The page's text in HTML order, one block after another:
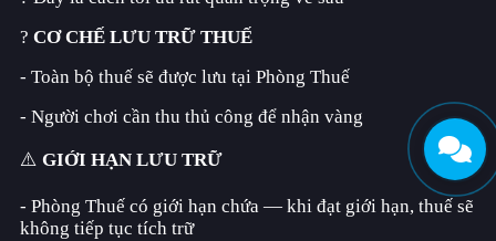
? CƠ CHẾ LƯU TRỮ THUẾ
- Toàn bộ thuế sẽ được lưu tại Phòng Thuế
- Người chơi cần thu thủ công để nhận vàng
⚠️ GIỚI HẠN LƯU TRỮ
- Phòng Thuế có giới hạn chứa — khi đạt giới hạn, thuế sẽ
không tiếp tục tích trữ